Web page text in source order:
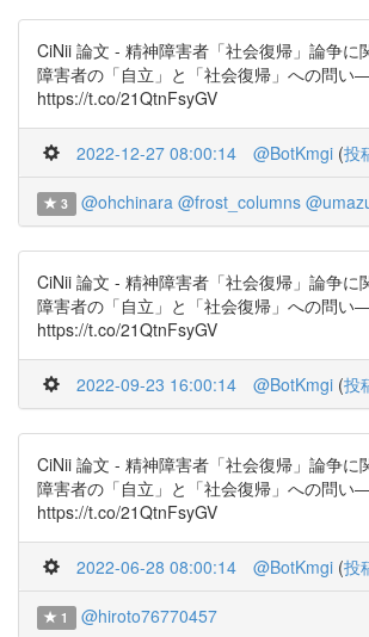
CiNii 論文 - 精神障害者「社会復帰」論争
障害者の「自立」と「社会復帰」への問い
https://t.co/21QtnFsyGV
2022-12-27 08:00:14 @BotKmgi (投
3 @ohchinara @frost_columns
CiNii 論文 - 精神障害者「社会復帰」論争
障害者の「自立」と「社会復帰」への問い
https://t.co/21QtnFsyGV
2022-09-23 16:00:14 @BotKmgi (投
CiNii 論文 - 精神障害者「社会復帰」論争
障害者の「自立」と「社会復帰」への問い
https://t.co/21QtnFsyGV
2022-06-28 08:00:14 @BotKmgi (投
1 @hiroto76770457